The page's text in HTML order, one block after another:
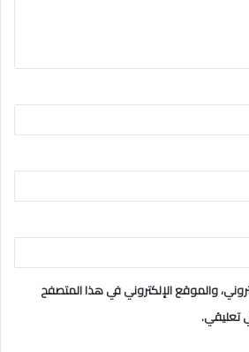
والموقع الإلكتروني في هذا المتصفح
تعليقي.